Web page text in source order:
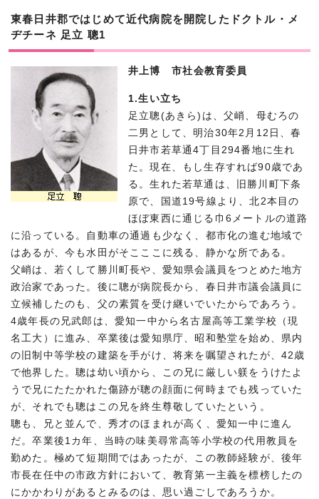
東春日井郡ではじめて近代病院を開院したドクトル・メ
ヂチーネ 足立 聰1
井上博 市社会教育委員
1.生い立ち
足立聰(あきら)は、父峭、母むろの
二男として、明治30年2月12日、春
日井市若草通4丁目294番地に生れ
た。現在、もし生存すれば90歳であ
る。生れた若草通は、旧勝川町下条
原で、国道19号線より、北2本目の
ほぼ東西に通じる巾6メートルの道路
に沿っている。自動車の通過も少なく、都市化の進む地域で
はあるが、今も水田がそこここに残る、静かな所である。
父峭は、若くして勝川町長や、愛知県会議員をつとめた地方
政治家であった。後に聰が病院長から、春日井市議会議員に
立候補したのも、父の素質を受け継いでいたからであろう。
4歳年長の兄武郎は、愛知一中から名古屋高等工業学校（現
名工大）に進み、卒業後は愛知県庁、昭和塾堂を始め、県内
の旧制中等学校の建築を手がけ、将来を嘱望されたが、42歳
で他界した。聰は幼い頃から、この兄に厳しい躾をうけたよ
うで兄にたたかれた傷跡が聰の顔面に何時までも残っていた
が、それでも聰はこの兄を終生尊敬していたという。
聰も、兄と並んで、秀才のほまれが高く、愛知一中に進ん
だ。卒業後1カ年、当時の味美尋常高等小学校の代用教員を
勤めた。極めて短期間ではあったが、この教師経験が、後年
市長在任中の市政方針において、教育第一主義を標榜したの
にかかわりがあるとみるのは、思い過ごしであろうか。